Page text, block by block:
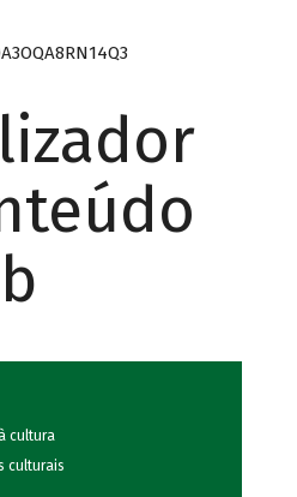
cultura
culturais